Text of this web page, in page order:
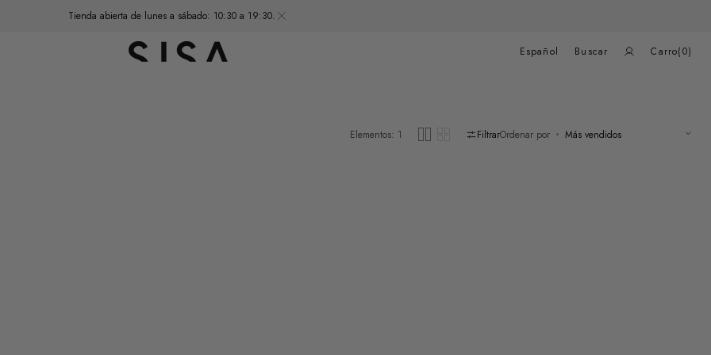
Tienda abierta de lunes a sábado: 10:30 a 19:30.
Español Buscar Carro
de
(0)
Elementos: 1 FiltrarOrdenar por